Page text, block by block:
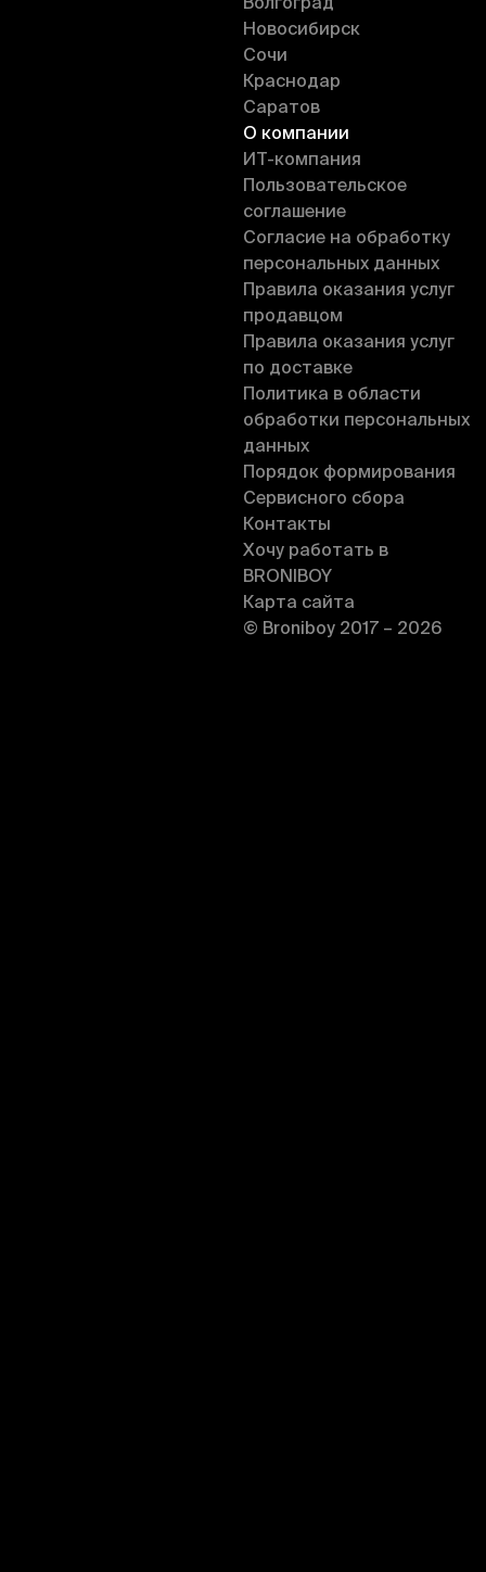
Волгоград
Новосибирск
Сочи
Краснодар
Саратов
О компании
ИT-компания
Пользовательское
соглашение
Согласие на обработку
персональных данных
Правила оказания услуг
продавцом
Правила оказания услуг
по доставке
Политика в области
обработки персональных
данных
Порядок формирования
Сервисного сбора
Контакты
Хочу работать в
BRONIBOY
Карта сайта
© Broniboy 2017 – 2026